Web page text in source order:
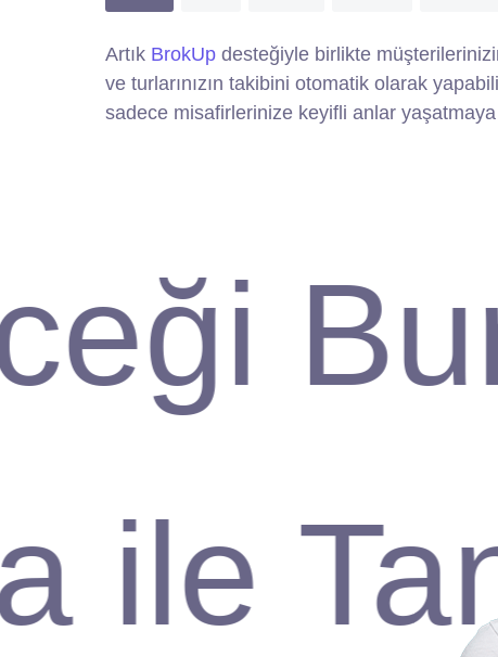
Artık BrokUp desteğiyle birlikte
ve turlarınızın takibini otomatik olarak
sadece misafirlerinize keyifli anlar
Verimlilik Artışı
Verimli